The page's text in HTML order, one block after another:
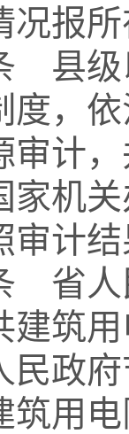
况报
级以
度，
审计
关
审计
人民
建筑
府
筑用